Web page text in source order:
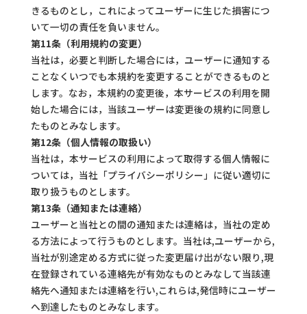
きるものとし，これによってユーザーに生じた損害につ
いて一切の責任を負いません。
第11条（利用規約の変更）
当社は，必要と判断した場合には，ユーザーに通知する
ことなくいつでも本規約を変更することができるものと
します。なお，本規約の変更後，本サービスの利用を開
始した場合には，当該ユーザーは変更後の規約に同意し
たものとみなします。
第12条（個人情報の取扱い）
当社は，本サービスの利用によって取得する個人情報に
ついては，当社「プライバシーポリシー」に従い適切に
取り扱うものとします。
第13条（通知または連絡）
ユーザーと当社との間の通知または連絡は，当社の定め
る方法によって行うものとします。当社は,ユーザーから,
当社が別途定める方式に従った変更届け出がない限り,現
在登録されている連絡先が有効なものとみなして当該連
絡先へ通知または連絡を行い,これらは,発信時にユーザー
へ到達したものとみなします。